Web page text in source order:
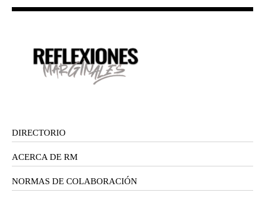
DIRECTORIO
ACERCA DE RM
NORMAS DE COLABORACIÓN